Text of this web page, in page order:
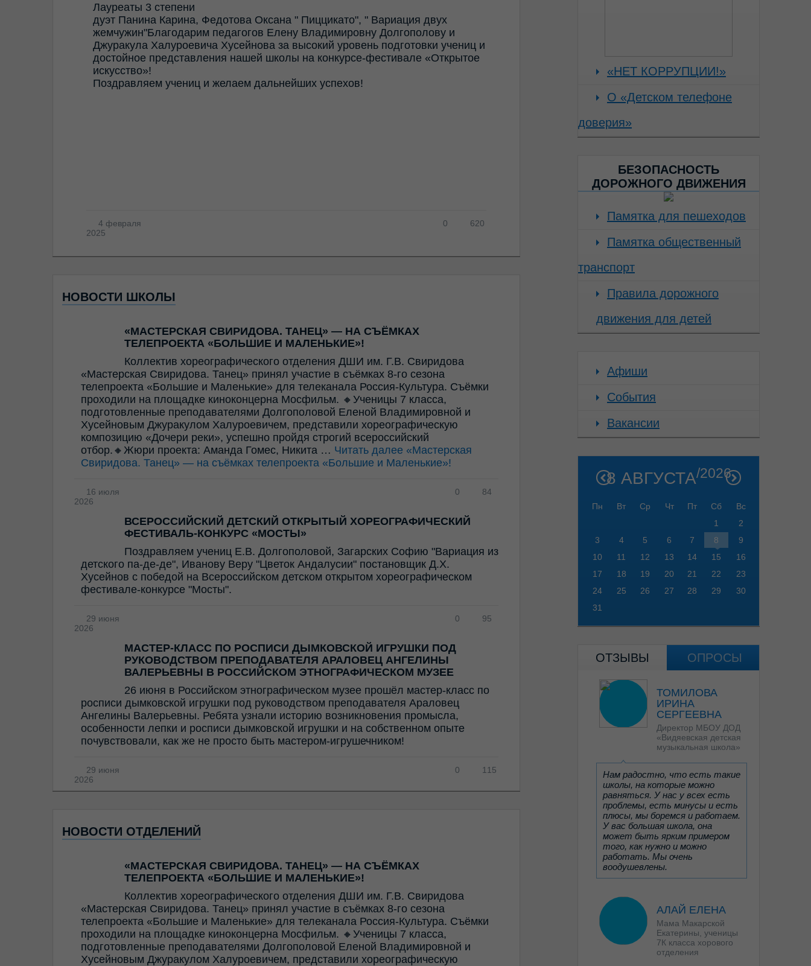
Лауреаты 3 степени
дуэт Панина Карина, Федотова Оксана " Пиццикато", " Вариация двух
жемчужин"Благодарим педагогов Елену Владимировну Долгополову и
Джуракула Халуроевича Хусейнова за высокий уровень подготовки учениц и
достойное представления нашей школы на конкурсе-фестивале «Открытое
искусство»!
Поздравляем учениц и желаем дальнейших успехов!
4 февраля
2025
620
0
НОВОСТИ ШКОЛЫ
«МАСТЕРСКАЯ СВИРИДОВА. ТАНЕЦ» — НА СЪЁМКАХ
ТЕЛЕПРОЕКТА «БОЛЬШИЕ И МАЛЕНЬКИЕ»!
Коллектив хореографического отделения ДШИ им. Г.В. Свиридова
«Мастерская Свиридова. Танец» принял участие в съёмках 8-го сезона
телепроекта «Большие и Маленькие» для телеканала Россия-Культура. Съёмки
проходили на площадке киноконцерна Мосфильм. 🔸Ученицы 7 класса,
подготовленные преподавателями Долгополовой Еленой Владимировной и
Хусейновым Джуракулом Халуроевичем, представили хореографическую
композицию «Дочери реки», успешно пройдя строгий всероссийский
отбор.🔸Жюри проекта: Аманда Гомес, Никита … Читать далее «Мастерская
Свиридова. Танец» — на съёмках телепроекта «Большие и Маленькие»!
16 июля
2026
84
0
ВСЕРОССИЙСКИЙ ДЕТСКИЙ ОТКРЫТЫЙ ХОРЕОГРАФИЧЕСКИЙ
ФЕСТИВАЛЬ-КОНКУРС «МОСТЫ»
Поздравляем учениц Е.В. Долгополовой, Загарских Софию "Вариация из
детского па-де-де", Иванову Веру "Цветок Андалусии" постановщик Д.Х.
Хусейнов с победой на Всероссийском детском открытом хореографическом
фестивале-конкурсе "Мосты".
29 июня
2026
95
0
МАСТЕР-КЛАСС ПО РОСПИСИ ДЫМКОВСКОЙ ИГРУШКИ ПОД
РУКОВОДСТВОМ ПРЕПОДАВАТЕЛЯ АРАЛОВЕЦ АНГЕЛИНЫ
ВАЛЕРЬЕВНЫ В РОССИЙСКОМ ЭТНОГРАФИЧЕСКОМ МУЗЕЕ
26 июня в Российском этнографическом музее прошёл мастер-класс по
росписи дымковской игрушки под руководством преподавателя Араловец
Ангелины Валерьевны. Ребята узнали историю возникновения промысла,
особенности лепки и росписи дымковской игрушки и на собственном опыте
почувствовали, как же не просто быть мастером-игрушечником!
29 июня
2026
115
0
НОВОСТИ ОТДЕЛЕНИЙ
«МАСТЕРСКАЯ СВИРИДОВА. ТАНЕЦ» — НА СЪЁМКАХ
ТЕЛЕПРОЕКТА «БОЛЬШИЕ И МАЛЕНЬКИЕ»!
Коллектив хореографического отделения ДШИ им. Г.В. Свиридова
«Мастерская Свиридова. Танец» принял участие в съёмках 8-го сезона
телепроекта «Большие и Маленькие» для телеканала Россия-Культура. Съёмки
проходили на площадке киноконцерна Мосфильм. 🔸Ученицы 7 класса,
подготовленные преподавателями Долгополовой Еленой Владимировной и
Хусейновым Джуракулом Халуроевичем, представили хореографическую
«НЕТ КОРРУПЦИИ!»
О «Детском телефоне
доверия»
БЕЗОПАСНОСТЬ
ДОРОЖНОГО ДВИЖЕНИЯ
Памятка для пешеходов
Памятка общественный
транспорт
Правила дорожного
движения для детей
Афиши
События
Вакансии
8 АВГУСТА/2026
Пн Вт Ср Чт Пт Сб
Вс
1
2
3
4 5 6 7 8
9
10
11 12 13 14 15
16
17
18 19 20 21 22
23
24
25 26 27 28 29
30
31
ОТЗЫВЫ ОПРОСЫ
ТОМИЛОВА
ИРИНА
СЕРГЕЕВНА
Директор МБОУ ДОД
«Видяевская детская
музыкальная школа»
Нам радостно, что есть такие
школы, на которые можно
равняться. У нас у всех есть
проблемы, есть минусы и есть
плюсы, мы боремся и работаем.
У вас большая школа, она
может быть ярким примером
того, как нужно и можно
работать. Мы очень
воодушевлены.
АЛАЙ ЕЛЕНА
Мама Макарской
Екатерины, ученицы
7К класса хорового
отделения